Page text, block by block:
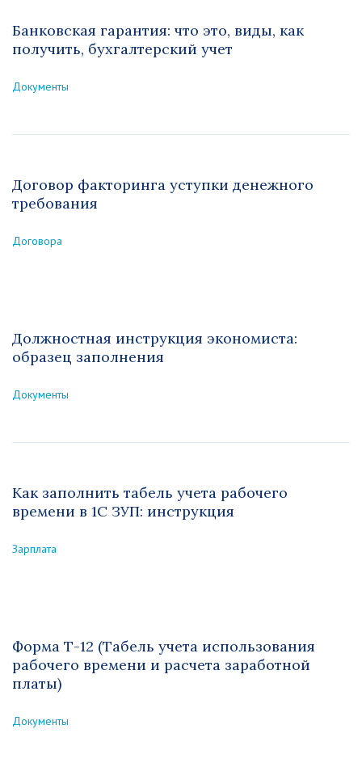
Банковская гарантия: что это, виды, как
получить, бухгалтерский учет
Документы
Договор факторинга уступки денежного
требования
Договора
Должностная инструкция экономиста:
образец заполнения
Документы
Как заполнить табель учета рабочего
времени в 1С ЗУП: инструкция
Зарплата
Форма Т-12 (Табель учета использования
рабочего времени и расчета заработной
платы)
Документы